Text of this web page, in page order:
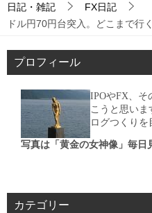
日記・雑記
FX日記
ドル円70円台突入。どこまで行
プロフィール
IPOやFX、そ
こうと思い
ログつくりを
写真は「黄金の女神像」毎日
カテゴリー